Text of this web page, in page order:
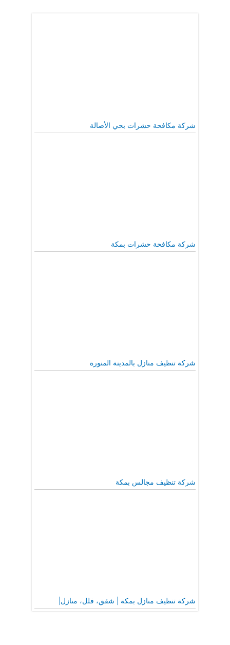
شركة مكافحة حشرات بحي الأصالة
شركة مكافحة حشرات بمكة
شركة تنظيف منازل بالمدينة المنورة
شركة تنظيف مجالس بمكة
شركة تنظيف منازل بمكة | شقق، فلل، منازل|